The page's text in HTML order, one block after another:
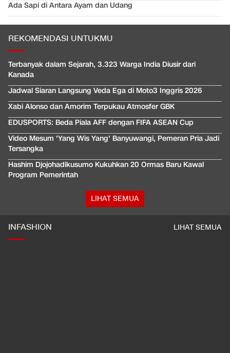
Ada Sapi di Antara Ayam dan Udang
REKOMENDASI UNTUKMU
Terbanyak dalam Sejarah, 3.323 Warga India Diusir dari
Kanada
Jadwal Siaran Langsung Veda Ega di Moto3 Inggris 2026
Xabi Alonso dan Amorim Terpukau Atmosfer GBK
EDUSPORTS: Beda Piala AFF dengan FIFA ASEAN Cup
Video Mesum 'Yang Wis Yang' Banyuwangi, Pemeran Pria Jadi
Tersangka
Hashim Djojohadikusumo Kukuhkan 20 Ormas Baru Kawal
Program Pemerintah
LIHAT SEMUA
INFASHION LIHAT SEMUA